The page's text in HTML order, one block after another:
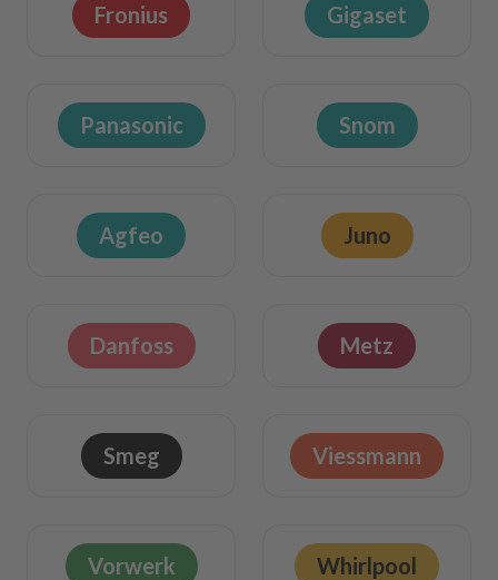
Fronius Gigaset
Panasonic Snom
Agfeo Juno
Danfoss Metz
Smeg Viessmann
Vorwerk Whirlpool